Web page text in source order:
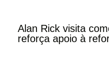
Alan Rick visita
reforça apoio à